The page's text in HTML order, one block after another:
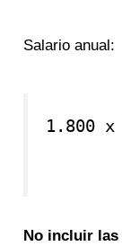
Salario anual:
1.800 x
No incluir